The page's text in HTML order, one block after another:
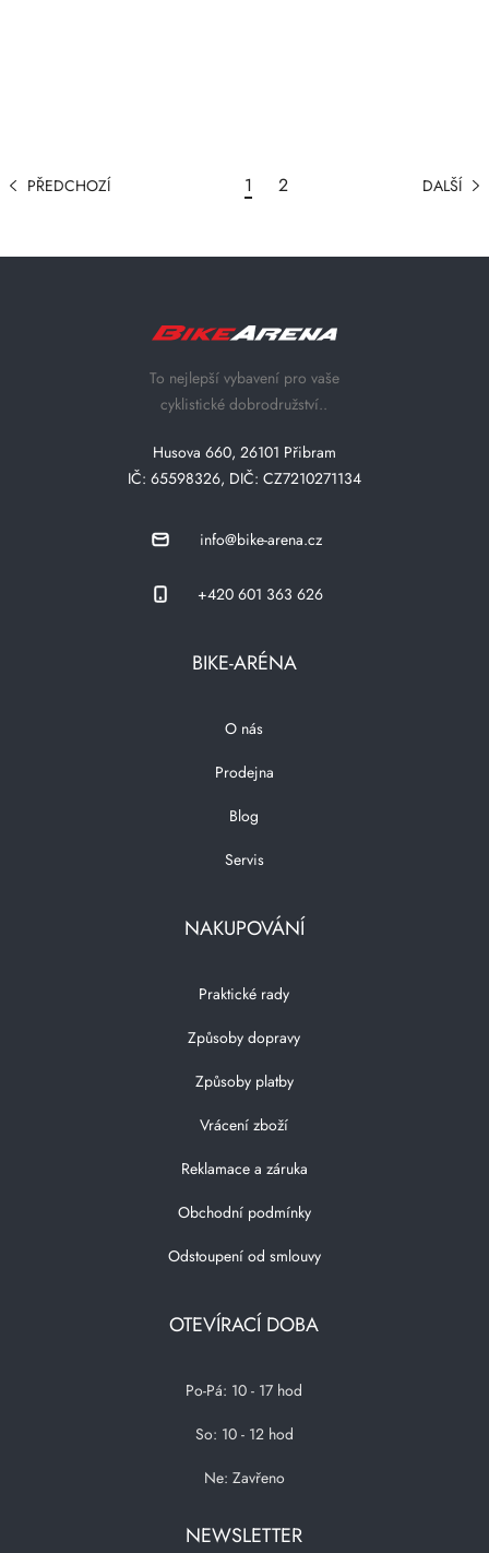
PŘEDCHOZÍ 1 2 DALŠÍ
To nejlepší vybavení pro vaše
cyklistické dobrodružství..
Husova 660, 26101 Přibram
IČ: 65598326, DIČ: CZ7210271134
info@bike-arena.cz
+420 601 363 626
BIKE-ARÉNA
O nás
Prodejna
Blog
Servis
NAKUPOVÁNÍ
Praktické rady
Způsoby dopravy
Způsoby platby
Vrácení zboží
Reklamace a záruka
Obchodní podmínky
Odstoupení od smlouvy
OTEVÍRACÍ DOBA
Po-Pá: 10 - 17 hod
So: 10 - 12 hod
Ne: Zavřeno
NEWSLETTER